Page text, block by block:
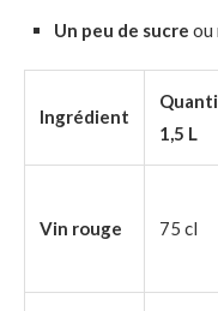
Un peu de sucre ou
Ingrédient
1,5 L
Vin rouge 75 cl